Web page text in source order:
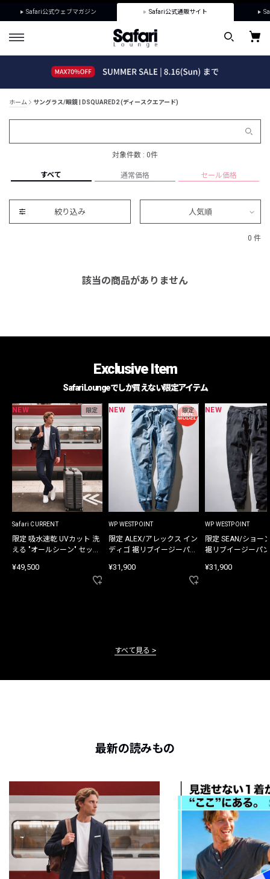
Safari公式ウェブマガジン Safari公式通販サイト
ホーム サングラス/眼鏡 | DSQUARED2 (ディースクエアード)
対象件数 : 0件
すべて 通常価格 セール価格
絞り込み 人気順
0 件
該当の商品がありません
Exclusive Item
Safari Loungeでしか買えない限定アイテム
NEW 限定
Safari CURRENT
限定 吸水速乾 UVカット 洗
える "オールシーン" セット
¥49,500
NEW 限定
WP WESTPOINT
限定 ALEX/アレックス イン
ディゴ 裾リブイージーパン
¥31,900
NEW
WP WESTPOINT
限定 SEAN/ショー
裾リブイージーパ
¥31,900
すべて見る
最新の読みもの